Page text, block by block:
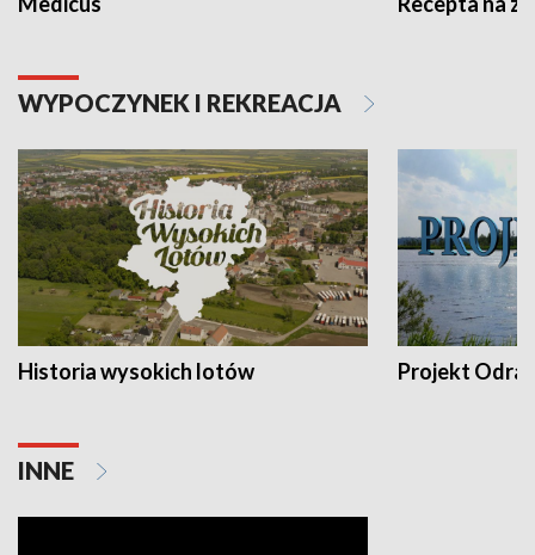
WYPOCZYNEK I REKREACJA
Historia wysokich lotów Projekt Odra
INNE